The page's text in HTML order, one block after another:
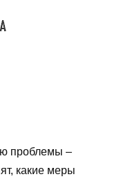
проблемы –
какие меры